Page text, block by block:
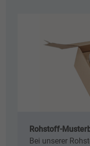
Rohstoff-
Bei unserer